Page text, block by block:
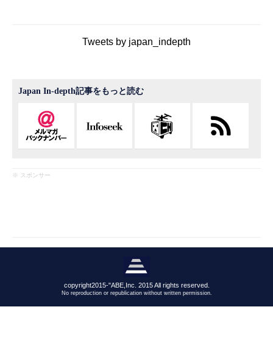
Tweets by japan_indepth
Japan In-depth記事をもっと読む
※ スポンサー
copyright2015-"ABE,Inc. 2015 All rights reserved.
No reproduction or republication without written permission.